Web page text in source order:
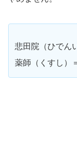
悲田院（ひでん
薬師（くすし）